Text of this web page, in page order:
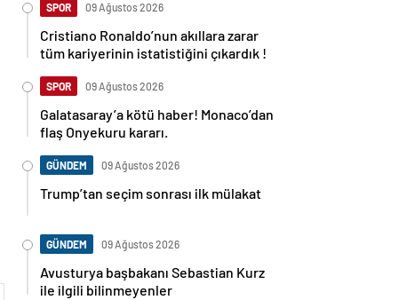
SPOR 09 Ağustos 2026
Cristiano Ronaldo’nun akıllara zarar
tüm kariyerinin istatistiğini çıkardık !
SPOR 09 Ağustos 2026
Galatasaray’a kötü haber! Monaco’dan
flaş Onyekuru kararı.
GÜNDEM 09 Ağustos 2026
Trump’tan seçim sonrası ilk mülakat
GÜNDEM 09 Ağustos 2026
Avusturya başbakanı Sebastian Kurz
ile ilgili bilinmeyenler